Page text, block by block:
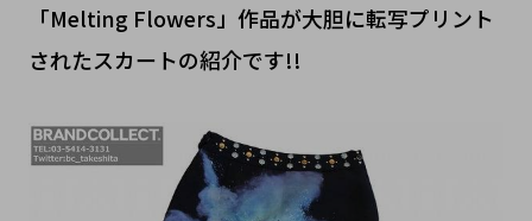
「Melting Flowers」作品が大胆に転写プリント
されたスカートの紹介です!!